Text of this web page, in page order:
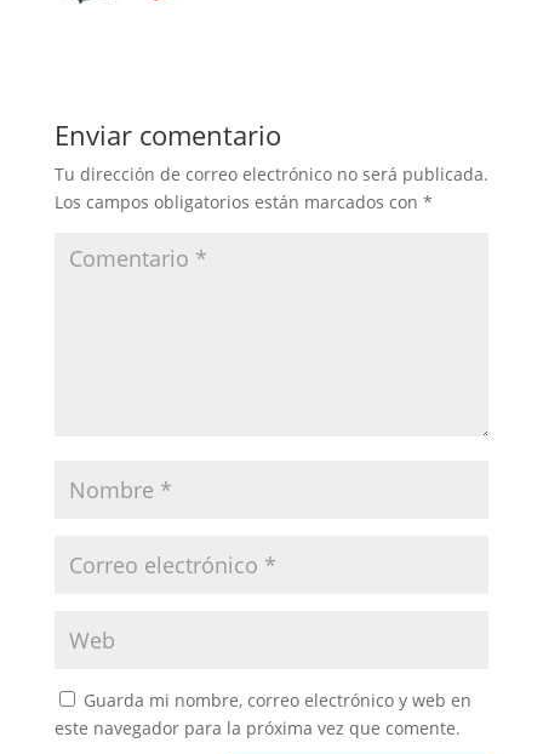
Enviar comentario
Tu dirección de correo electrónico no será publicada.
Los campos obligatorios están marcados con *
Guarda mi nombre, correo electrónico y web en
este navegador para la próxima vez que comente.